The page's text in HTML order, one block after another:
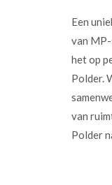
Een
van
het op
Polder.
van
Polder